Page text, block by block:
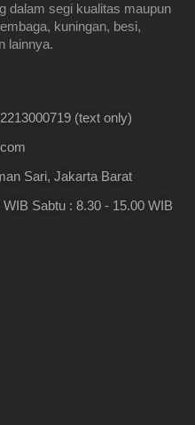
dalam segi kualitas maupun
kuningan, besi,
lainnya.
(text only)
Sari, Jakarta Barat
Sabtu : 8.30 - 15.00 WIB